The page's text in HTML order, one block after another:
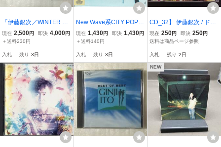
「伊藤銀次／WINTER W
ONDERLAND」＜クリス
マスアルバム＞【中古C
ス］
現在 2,500円 即決 4,000円
＋送料230円
入札 - 残り 3日
New Wave系CITY POP重
要作 伊藤銀次CD『NATU
RE BOY+4曲』限定紙ジ
現在 1,430円 即決 1,430円
＋送料140円
入札 - 残り 3日
CD_32】 伊藤銀次 / ドリ
ーム・アラベスク
現在 250円 即決 250円
送料は商品ページ参照
入札 - 残り 2日
NEW